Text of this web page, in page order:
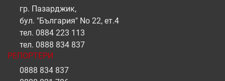
гр. Пазарджик,
бул. "България" No 22, ет.4
тел. 0884 223 113
тел. 0888 834 837
РЕПОРТЕРИ
0888 834 837